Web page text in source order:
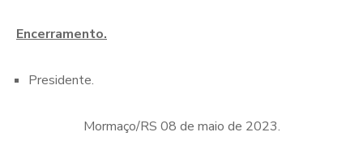
Encerramento.
Presidente.
Mormaço/RS 08 de maio de 2023.